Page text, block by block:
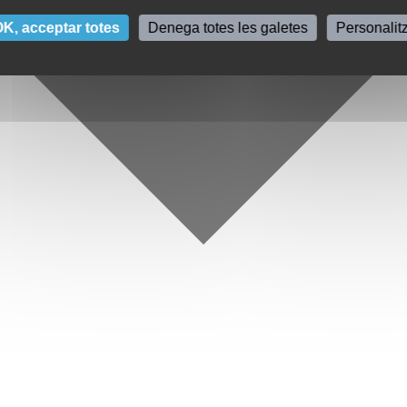
acceptar totes Denega totes les galetes